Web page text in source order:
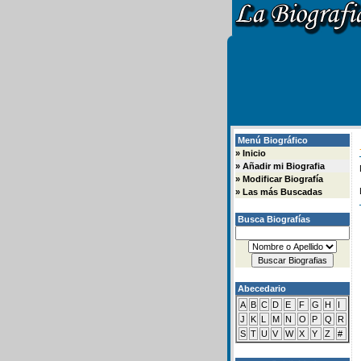
Menú Biográfico
» Inicio
» Añadir mi Biografia
» Modificar Biografía
» Las más Buscadas
Busca Biografías
Abecedario
A B C D E F G H
I
J
K L M N O P Q
R
S T U V W X Y Z #